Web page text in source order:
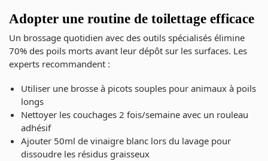
Adopter une routine de toilettage efficace
Un brossage quotidien avec des outils spécialisés élimine
70% des poils morts avant leur dépôt sur les surfaces. Les
experts recommandent :
Utiliser une brosse à picots souples pour animaux à poils
longs
Nettoyer les couchages 2 fois/semaine avec un rouleau
adhésif
Ajouter 50ml de vinaigre blanc lors du lavage pour
dissoudre les résidus graisseux